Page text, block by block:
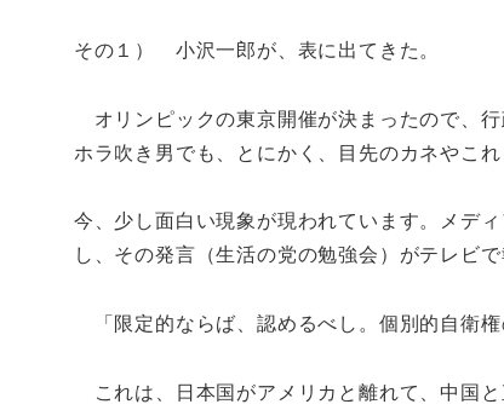
その１） 小沢一郎が、表に出てきた。
オリンピックの東京開催が決まったので、
ホラ吹き男でも、とにかく、目先のカネやこ
今、少し面白い現象が現われています。メデ
し、その発言（生活の党の勉強会）がテレビで
「限定的ならば、認めるべし。個別的自衛権
これは、日本国がアメリカと離れて、中国